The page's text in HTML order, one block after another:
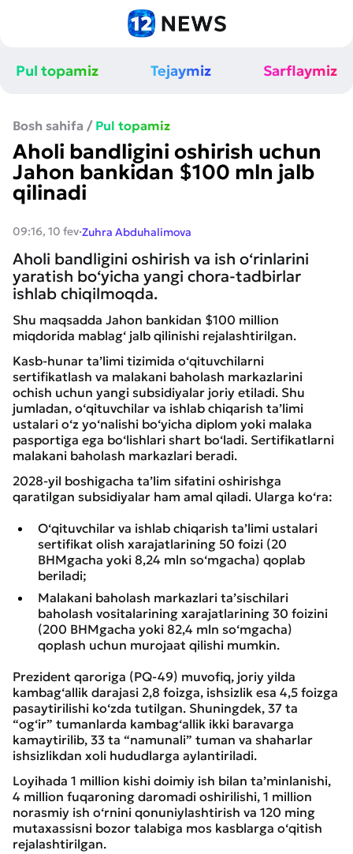
Pul topamiz Tejaymiz Sarflaymiz
Bosh sahifa / Pul topamiz
Aholi bandligini oshirish uchun
Jahon bankidan $100 mln jalb
qilinadi
09:16, 10 fev·Zuhra Abduhalimova
Aholi bandligini oshirish va ish o‘rinlarini
yaratish bo‘yicha yangi chora-tadbirlar
ishlab chiqilmoqda.
Shu maqsadda Jahon bankidan $100 million
miqdorida mablag‘ jalb qilinishi rejalashtirilgan.
Kasb-hunar ta’limi tizimida o‘qituvchilarni
sertifikatlash va malakani baholash markazlarini
ochish uchun yangi subsidiyalar joriy etiladi. Shu
jumladan, o‘qituvchilar va ishlab chiqarish ta’limi
ustalari o‘z yo‘nalishi bo‘yicha diplom yoki malaka
pasportiga ega bo‘lishlari shart bo‘ladi. Sertifikatlarni
malakani baholash markazlari beradi.
2028-yil boshigacha ta’lim sifatini oshirishga
qaratilgan subsidiyalar ham amal qiladi. Ularga ko‘ra:
O‘qituvchilar va ishlab chiqarish ta’limi ustalari
sertifikat olish xarajatlarining 50 foizi (20
BHMgacha yoki 8,24 mln so‘mgacha) qoplab
beriladi;
Malakani baholash markazlari ta’sischilari
baholash vositalarining xarajatlarining 30 foizini
(200 BHMgacha yoki 82,4 mln so‘mgacha)
qoplash uchun murojaat qilishi mumkin.
Prezident qaroriga (PQ-49) muvofiq, joriy yilda
kambag‘allik darajasi 2,8 foizga, ishsizlik esa 4,5 foizga
pasaytirilishi ko‘zda tutilgan. Shuningdek, 37 ta
“og‘ir” tumanlarda kambag‘allik ikki baravarga
kamaytirilib, 33 ta “namunali” tuman va shaharlar
ishsizlikdan xoli hududlarga aylantiriladi.
Loyihada 1 million kishi doimiy ish bilan ta’minlanishi,
4 million fuqaroning daromadi oshirilishi, 1 million
norasmiy ish o‘rnini qonuniylashtirish va 120 ming
mutaxassisni bozor talabiga mos kasblarga o‘qitish
rejalashtirilgan.